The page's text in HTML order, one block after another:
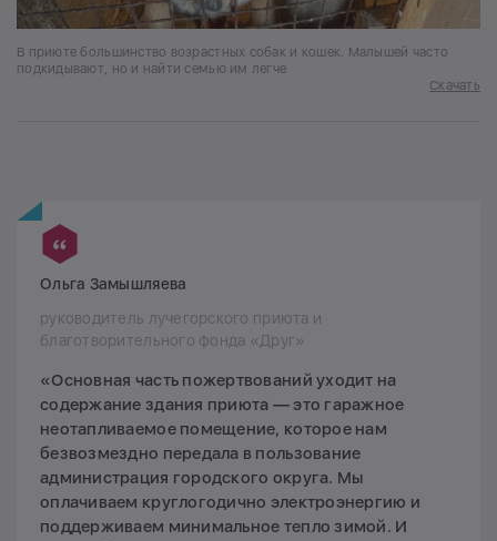
В приюте большинство возрастных собак и кошек. Малышей часто
подкидывают, но и найти семью им легче
Скачать
Ольга Замышляева
руководитель лучегорского приюта и
благотворительного фонда «Друг»
«Основная часть пожертвований уходит на
содержание здания приюта — это гаражное
неотапливаемое помещение, которое нам
безвозмездно передала в пользование
администрация городского округа. Мы
оплачиваем круглогодично электроэнергию и
поддерживаем минимальное тепло зимой. И